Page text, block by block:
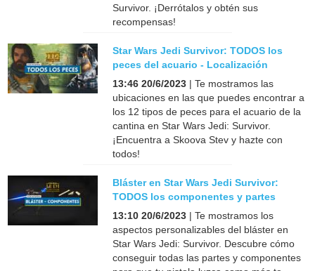
Survivor. ¡Derrótalos y obtén sus
recompensas!
Star Wars Jedi Survivor: TODOS los
peces del acuario - Localización
13:46 20/6/2023 | Te mostramos las
ubicaciones en las que puedes encontrar a
los 12 tipos de peces para el acuario de la
cantina en Star Wars Jedi: Survivor.
¡Encuentra a Skoova Stev y hazte con
todos!
Bláster en Star Wars Jedi Survivor:
TODOS los componentes y partes
13:10 20/6/2023 | Te mostramos los
aspectos personalizables del bláster en
Star Wars Jedi: Survivor. Descubre cómo
conseguir todas las partes y componentes